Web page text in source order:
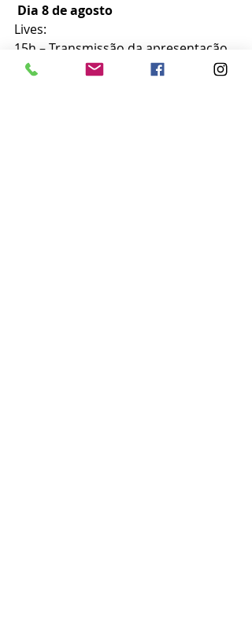
Dia 8 de agosto
Lives:
15h – Transmissão da apresentação
da Embaixada de Caravelas